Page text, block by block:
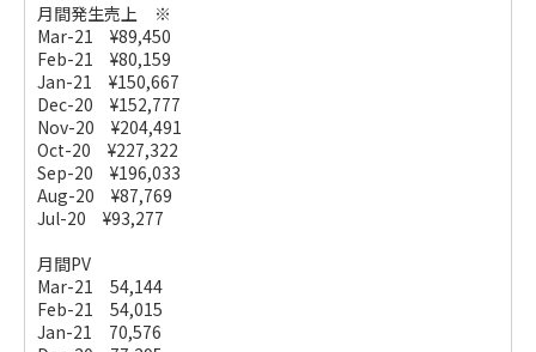
月間発生売上 ※
Mar-21 ¥89,450
Feb-21 ¥80,159
Jan-21 ¥150,667
Dec-20 ¥152,777
Nov-20 ¥204,491
Oct-20 ¥227,322
Sep-20 ¥196,033
Aug-20 ¥87,769
Jul-20 ¥93,277
月間PV
Mar-21 54,144
Feb-21 54,015
Jan-21 70,576